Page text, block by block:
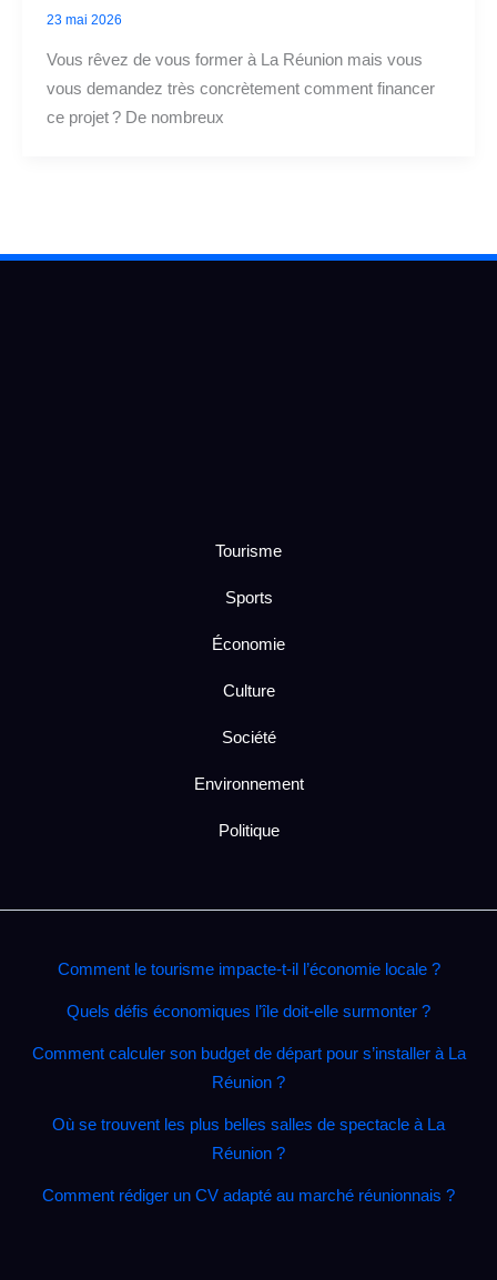
23 mai 2026
Vous rêvez de vous former à La Réunion mais vous
vous demandez très concrètement comment financer
ce projet ? De nombreux
Tourisme
Sports
Économie
Culture
Société
Environnement
Politique
Comment le tourisme impacte‑t‑il l’économie locale ?
Quels défis économiques l’île doit‑elle surmonter ?
Comment calculer son budget de départ pour s’installer à La
Réunion ?
Où se trouvent les plus belles salles de spectacle à La
Réunion ?
Comment rédiger un CV adapté au marché réunionnais ?